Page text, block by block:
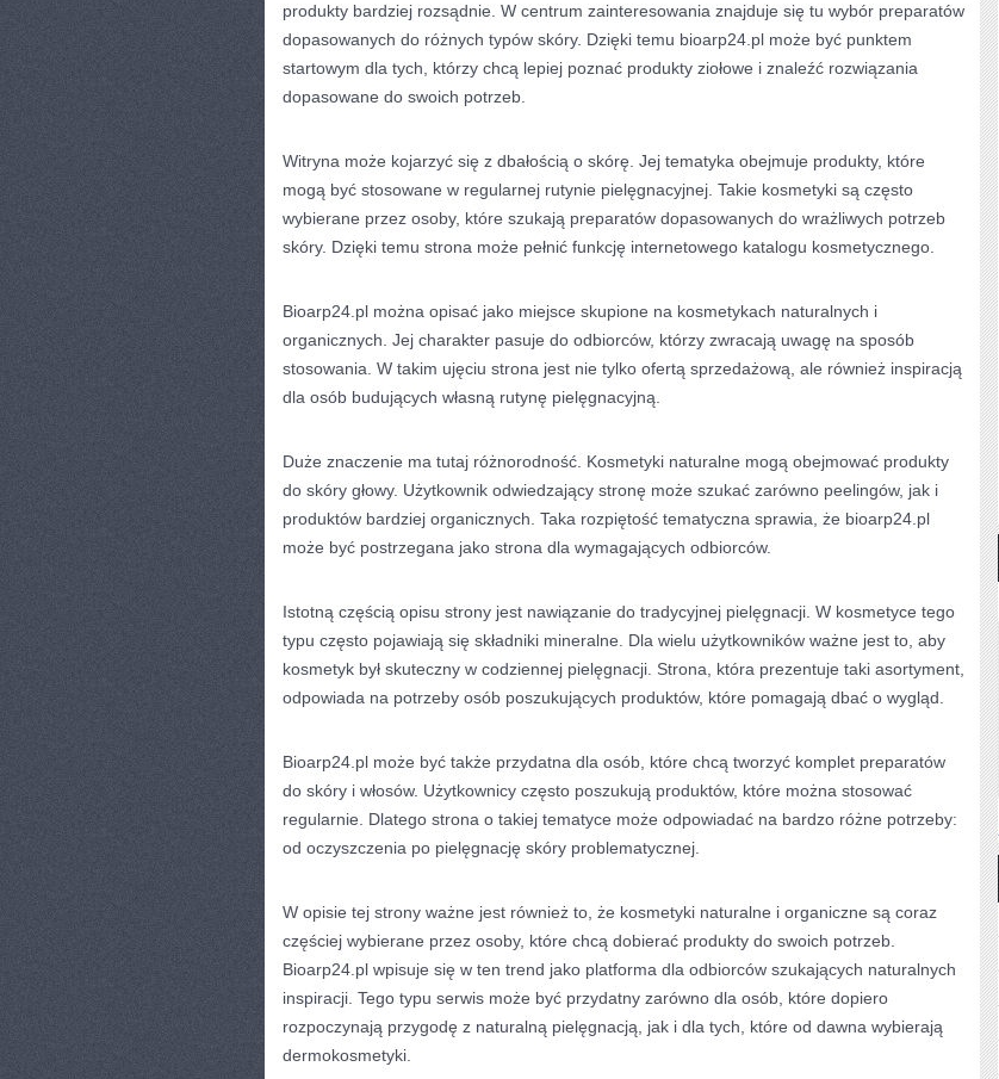
produkty bardziej rozsądnie. W centrum zainteresowania znajduje się tu wybór preparatów
dopasowanych do różnych typów skóry. Dzięki temu bioarp24.pl może być punktem
startowym dla tych, którzy chcą lepiej poznać produkty ziołowe i znaleźć rozwiązania
dopasowane do swoich potrzeb.
Witryna może kojarzyć się z dbałością o skórę. Jej tematyka obejmuje produkty, które
mogą być stosowane w regularnej rutynie pielęgnacyjnej. Takie kosmetyki są często
wybierane przez osoby, które szukają preparatów dopasowanych do wrażliwych potrzeb
skóry. Dzięki temu strona może pełnić funkcję internetowego katalogu kosmetycznego.
Bioarp24.pl można opisać jako miejsce skupione na kosmetykach naturalnych i
organicznych. Jej charakter pasuje do odbiorców, którzy zwracają uwagę na sposób
stosowania. W takim ujęciu strona jest nie tylko ofertą sprzedażową, ale również inspiracją
dla osób budujących własną rutynę pielęgnacyjną.
Duże znaczenie ma tutaj różnorodność. Kosmetyki naturalne mogą obejmować produkty
do skóry głowy. Użytkownik odwiedzający stronę może szukać zarówno peelingów, jak i
produktów bardziej organicznych. Taka rozpiętość tematyczna sprawia, że bioarp24.pl
może być postrzegana jako strona dla wymagających odbiorców.
Istotną częścią opisu strony jest nawiązanie do tradycyjnej pielęgnacji. W kosmetyce tego
typu często pojawiają się składniki mineralne. Dla wielu użytkowników ważne jest to, aby
kosmetyk był skuteczny w codziennej pielęgnacji. Strona, która prezentuje taki asortyment,
odpowiada na potrzeby osób poszukujących produktów, które pomagają dbać o wygląd.
Bioarp24.pl może być także przydatna dla osób, które chcą tworzyć komplet preparatów
do skóry i włosów. Użytkownicy często poszukują produktów, które można stosować
regularnie. Dlatego strona o takiej tematyce może odpowiadać na bardzo różne potrzeby:
od oczyszczenia po pielęgnację skóry problematycznej.
W opisie tej strony ważne jest również to, że kosmetyki naturalne i organiczne są coraz
częściej wybierane przez osoby, które chcą dobierać produkty do swoich potrzeb.
Bioarp24.pl wpisuje się w ten trend jako platforma dla odbiorców szukających naturalnych
inspiracji. Tego typu serwis może być przydatny zarówno dla osób, które dopiero
rozpoczynają przygodę z naturalną pielęgnacją, jak i dla tych, które od dawna wybierają
dermokosmetyki.